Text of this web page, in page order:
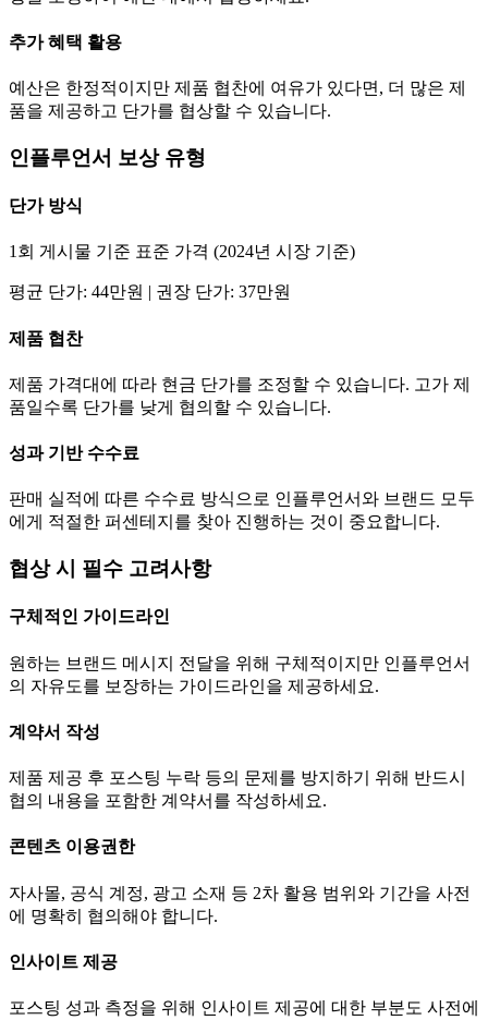
추가 혜택 활용
예산은 한정적이지만 제품 협찬에 여유가 있다면, 더 많은 제
품을 제공하고 단가를 협상할 수 있습니다.
인플루언서 보상 유형
단가방식
1회 게시물 기준 표준 가격 (2024년 시장 기준)
평균 단가: 44만원 | 권장 단가: 37만원
제품 협찬
제품 가격대에 따라 현금 단가를 조정할 수 있습니다. 고가 제
품일수록 단가를 낮게 협의할 수 있습니다.
성과 기반 수수료
판매 실적에 따른 수수료 방식으로 인플루언서와 브랜드 모두
에게 적절한 퍼센테지를 찾아 진행하는 것이 중요합니다.
협상 시 필수 고려사항
구체적인 가이드라인
원하는 브랜드 메시지 전달을 위해 구체적이지만 인플루언서
의 자유도를 보장하는 가이드라인을 제공하세요.
계약서 작성
제품 제공 후 포스팅 누락 등의 문제를 방지하기 위해 반드시
협의 내용을 포함한 계약서를 작성하세요.
콘텐츠 이용권한
자사몰, 공식 계정, 광고 소재 등 2차 활용 범위와 기간을 사전
에 명확히 협의해야 합니다.
인사이트 제공
포스팅 성과 측정을 위해 인사이트 제공에 대한 부분도 사전에